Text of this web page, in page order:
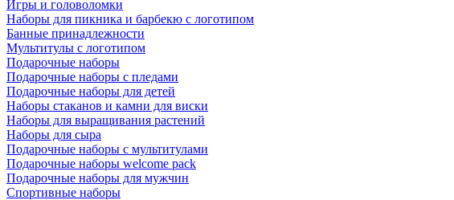
Игры и головоломки
Наборы для пикника и барбекю с логотипом
Банные принадлежности
Мультитулы с логотипом
Подарочные наборы
Подарочные наборы с пледами
Подарочные наборы для детей
Наборы стаканов и камни для виски
Наборы для выращивания растений
Наборы для сыра
Подарочные наборы с мультитулами
Подарочные наборы welcome pack
Подарочные наборы для мужчин
Спортивные наборы